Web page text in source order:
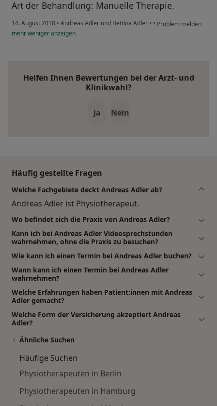
Art der Behandlung: Manuelle Therapie.
14. August 2018 • Andreas Adler und Bettina Adler • • Problem melden
mehrwenigeranzeigen
Helfen Ihnen Bewertungen bei der Arzt- und
Klinikwahl?
Ja Nein
Häufig gestellte Fragen
Welche Fachgebiete deckt Andreas Adler ab?
Andreas Adler ist Physiotherapeut.
Wo befindet sich die Praxis von Andreas Adler?
Kann ich bei Andreas Adler Videosprechstunden
wahrnehmen, ohne die Praxis zu besuchen?
Wie kann ich einen Termin bei Andreas Adler buchen?
Wann kann ich einen Termin bei Andreas Adler
wahrnehmen?
Welche Erfahrungen haben Patient:innen mit Andreas
Adler gemacht?
Welche Form der Versicherung akzeptiert Andreas
Adler?
Ähnliche Suchen
Häufige Suchen
Physiotherapeuten in Berlin
Physiotherapeuten in Hamburg